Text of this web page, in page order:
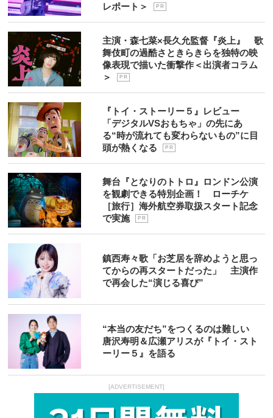
レポート＞
P R
主演・森七菜×長久允監督『炎上』 歌
舞伎町の過酷さときらきらを独特の映
像表現で描いた衝撃作＜出演者コラム
＞
P R
『トイ・ストーリー５』レビュー
「デジタルVSおもちゃ」の先にあ
る“時が流れても変わらないもの”に目
頭が熱くなる
P R
舞台『となりのトトロ』ロンドン公演
を観劇できる特別企画！ ローチケ
［旅行］海外航空券取扱スタート記念
で実施
P R
鎮西寿々歌「お芝居を辞めようと思っ
てからの再スタートだった」 主演作
で再会した“演じる喜び”
“本当の友だち”をつくるのは難しい
唐沢寿明＆広瀬アリスが『トイ・スト
ーリー５』を語る
[ADVERTISEMENT]